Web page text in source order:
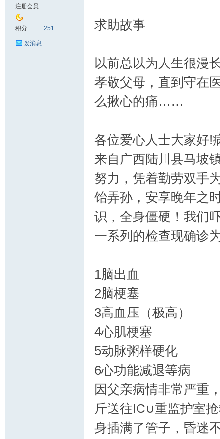
注册会员
积分 251
发消息
求助故事
以前总以为人生很漫
孝敬父母，直到守在
么揪心的痛……
各位爱心人士大家好!
来自广西陆川县马坡
努力，凭着勤劳双手
饴弄孙，安享晚年之
识，全身僵硬！我们
一系列的检查现确诊
1脑出血
2脑梗塞
3高血压（极高）
4心肌梗塞
5动脉粥样硬化
6心功能减退等病
因父亲病情非常严重
斤送往IC∪重监护室
身插满了管子，昏迷